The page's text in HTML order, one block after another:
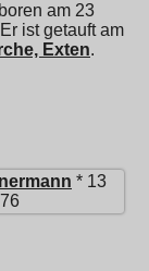
am 23
ist getauft am
Exten.
* 13